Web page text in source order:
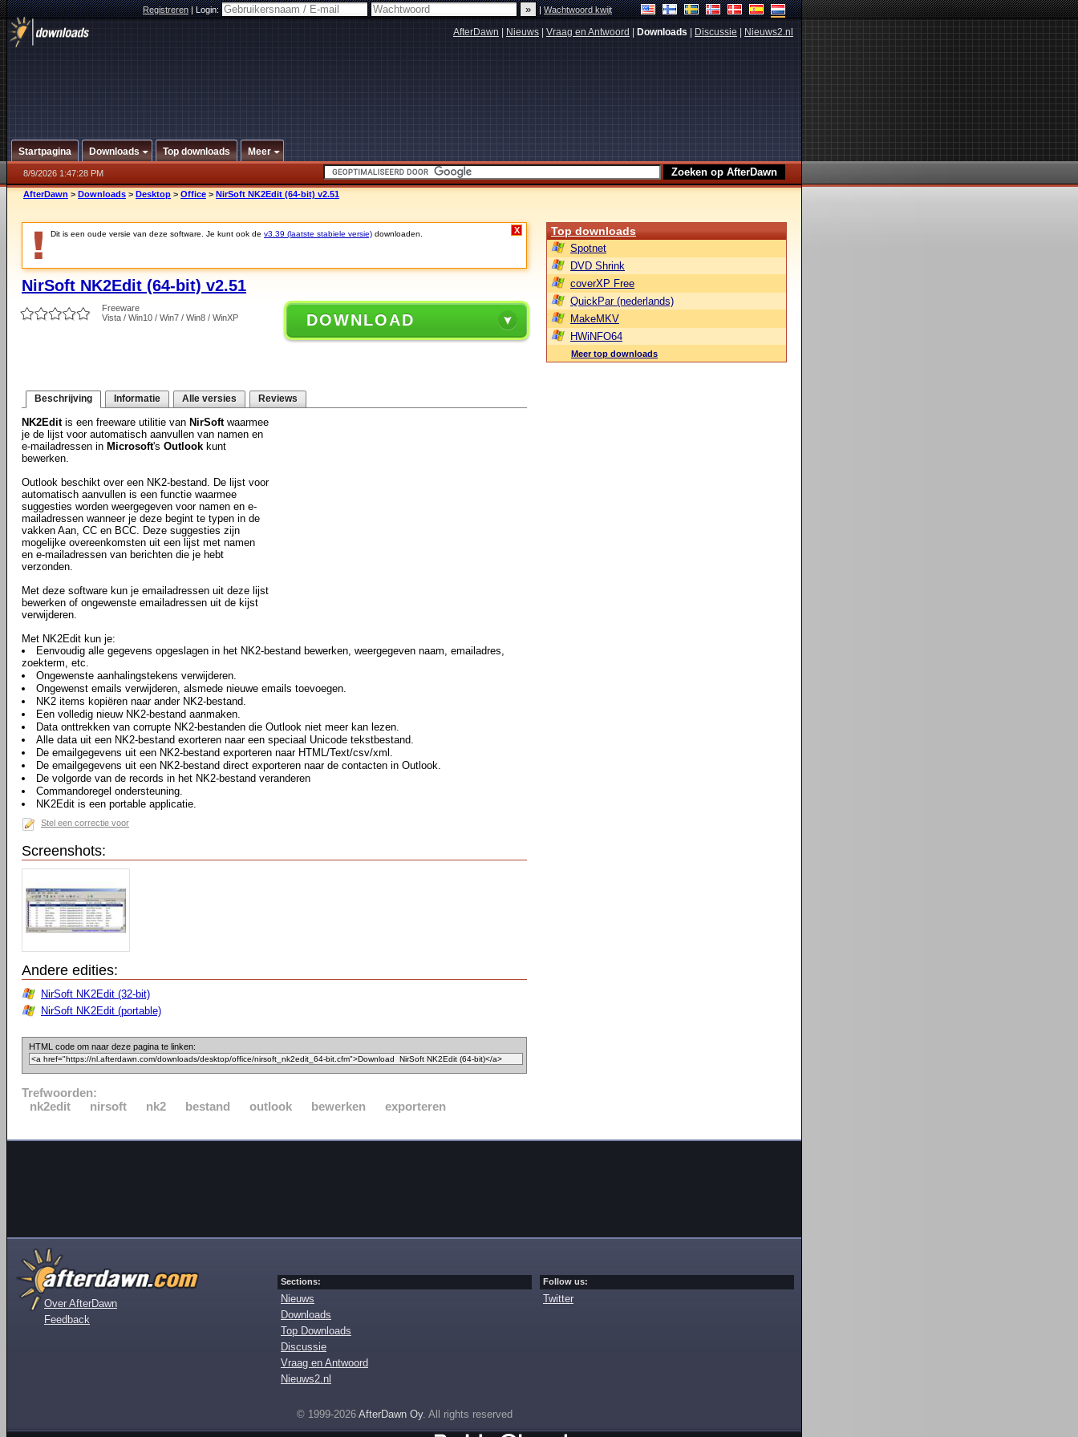
Registreren|Login: |Wachtwoord kwijt
AfterDawn Nieuws Vraag en Antwoord Downloads Discussie Nieuws2.nl
Startpagina Downloads Top downloads Meer
8/9/2026 1:47:28 PM
AfterDawn > Downloads > Desktop > Office > NirSoft NK2Edit (64-bit) v2.51
Dit is een oude versie van deze software. Je kunt ook de v3.39 (laatste stabiele versie) downloaden. X
NirSoft NK2Edit (64-bit) v2.51
Freeware
Vista / Win10 / Win7 / Win8 / WinXP
DOWNLOAD
Beschrijving Informatie Alle versies Reviews
NK2Editis een freeware utilitie van NirSoftwaarmee
je de lijst voor automatisch aanvullen van namen en
e-mailadressen in Microsoft's Outlook kunt
bewerken.
Outlook beschikt over een NK2-bestand. De lijst voor
automatisch aanvullen is een functie waarmee
suggesties worden weergegeven voor namen en e-
mailadressen wanneer je deze begint te typen in de
vakken Aan, CC en BCC. Deze suggesties zijn
mogelijke overeenkomsten uit een lijst met namen
en e-mailadressen van berichten die je hebt
verzonden.
Met deze software kun je emailadressen uit deze lijst
bewerken of ongewenste emailadressen uit de kijst
verwijderen.
Met NK2Edit kun je:
Eenvoudig alle gegevens opgeslagen in het NK2-bestand bewerken, weergegeven naam, emailadres,
zoekterm, etc.
Ongewenste aanhalingstekens verwijderen.
Ongewenst emails verwijderen, alsmede nieuwe emails toevoegen.
NK2 items kopiëren naar ander NK2-bestand.
Een volledig nieuw NK2-bestand aanmaken.
Data onttrekken van corrupte NK2-bestanden die Outlook niet meer kan lezen.
Alle data uit een NK2-bestand exorteren naar een speciaal Unicode tekstbestand.
De emailgegevens uit een NK2-bestand exporteren naar HTML/Text/csv/xml.
De emailgegevens uit een NK2-bestand direct exporteren naar de contacten in Outlook.
De volgorde van de records in het NK2-bestand veranderen
Commandoregel ondersteuning.
NK2Edit is een portable applicatie.
Stel een correctie voor
Screenshots:
Andere edities:
NirSoft NK2Edit (32-bit)
NirSoft NK2Edit (portable)
HTML code om naar deze pagina te linken:
Trefwoorden:
nk2edit
nirsoft nk2 bestand outlook bewerken exporteren
Top downloads
Spotnet
DVD Shrink
coverXP Free
QuickPar (nederlands)
MakeMKV
HWiNFO64
Meer top downloads
Over AfterDawn
Feedback
Sections:
Nieuws
Downloads
Top Downloads
Discussie
Vraag en Antwoord
Nieuws2.nl
Follow us:
Twitter
© 1999-2026 AfterDawn Oy. All rights reserved